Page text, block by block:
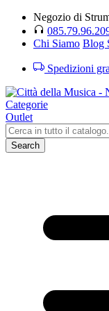
Negozio di
Chi Siamo Blog
Spedizioni
Categorie
Outlet
Search